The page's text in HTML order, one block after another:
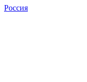
Россия